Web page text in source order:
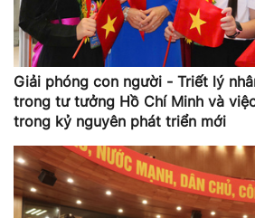
Giải phóng con người - Triết lý
trong tư tưởng Hồ Chí Minh và
trong kỷ nguyên phát triển mới